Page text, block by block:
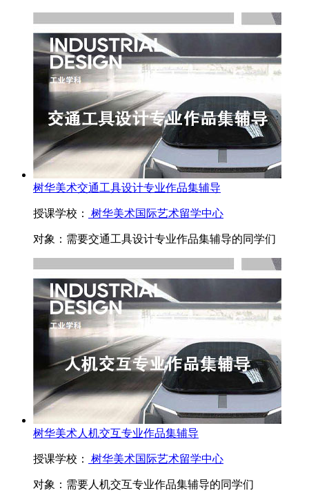
树华美术交通工具设计专业作品集辅导
授课学校： 树华美术国际艺术留学中心
对象： 需要交通工具设计专业作品集辅导的同学们
树华美术人机交互专业作品集辅导
授课学校： 树华美术国际艺术留学中心
对象： 需要人机交互专业作品集辅导的同学们